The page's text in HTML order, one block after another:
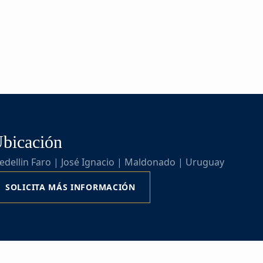
Faro | José Ignacio | Maldonado | Uruguay
SOLICITA MÁS INFORMACIÓN